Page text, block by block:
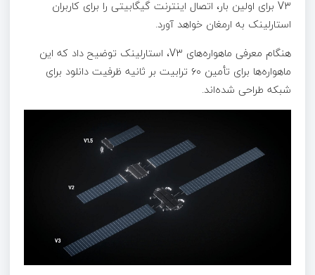
V۳ برای اولین بار، اتصال اینترنت گیگابیتی را برای کاربران
استارلینک به ارمغان خواهد آورد.
هنگام معرفی ماهواره‌های V۳، استارلینک توضیح داد که این
ماهواره‌ها برای تأمین ۶۰ ترابیت بر ثانیه ظرفیت دانلود برای
شبکه طراحی شده‌اند.